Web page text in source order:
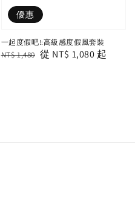
優惠
一起度假吧!:高級感度假風套裝
Regular
NT$ 1,480 Sale
從 NT$ 1,080 起